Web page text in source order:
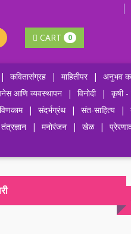
CART 0
| कवितासंग्रह | माहितीपर | अनुभव
आणि व्यवस्थापन | विनोदी | कृषी -
| संदर्भग्रंथ | संत-साहित्य |
तंत्रज्ञान | मनोरंजन | खेळ |